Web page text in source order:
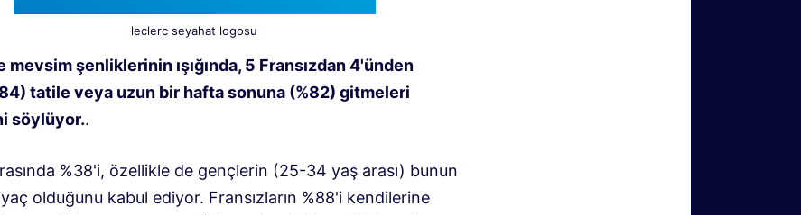
leclerc seyahat logosu
mevsim şenliklerinin ışığında, 5 Fransızdan 4'ünden
tatile veya uzun bir hafta sonuna (%82) gitmeleri
söylüyor..
%38'i, özellikle de gençlerin (25-34 yaş arası) bunun
olduğunu kabul ediyor. Fransızların %88'i kendilerine